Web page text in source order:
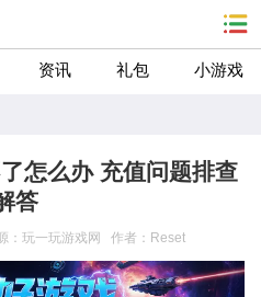
资讯 礼包 小游戏
怎么办 充值问题排查
答
：玩一玩游戏网 作者：Reset